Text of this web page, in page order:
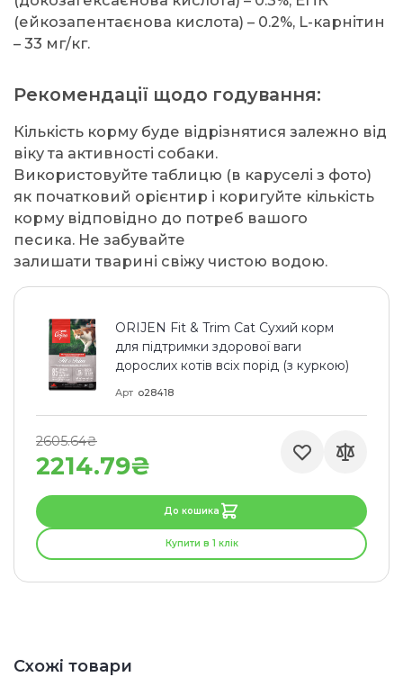
(ейкозапентаєнова кислота) – 0.2%, L-карнітин
– 33 мг/кг.
Рекомендації щодо годування:
Кількість корму буде відрізнятися залежно від
віку та активності собаки.
Використовуйте таблицю (в каруселі з фото)
як початковий орієнтир і коригуйте кількість
корму відповідно до потреб вашого
песика. Не забувайте
залишати тварині свіжу чистою водою.
ORIJEN Fit & Trim Cat Сухий корм
для підтримки здорової ваги
дорослих котів всіх порід (з куркою)
Арт o28418
2214.79₴
2605.64₴
До кошика
Купити в 1 клік
Схожі товари